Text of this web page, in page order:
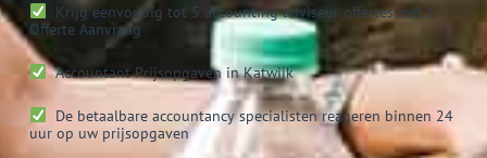
Krijg eenvoudig tot 5 accounting adviseur offertes met 1
Offerte Aanvraag
AccountantPrijsopgaven in Katwijk
De betaalbare accountancy specialisten reageren binnen 24
uur op uw prijsopgaven